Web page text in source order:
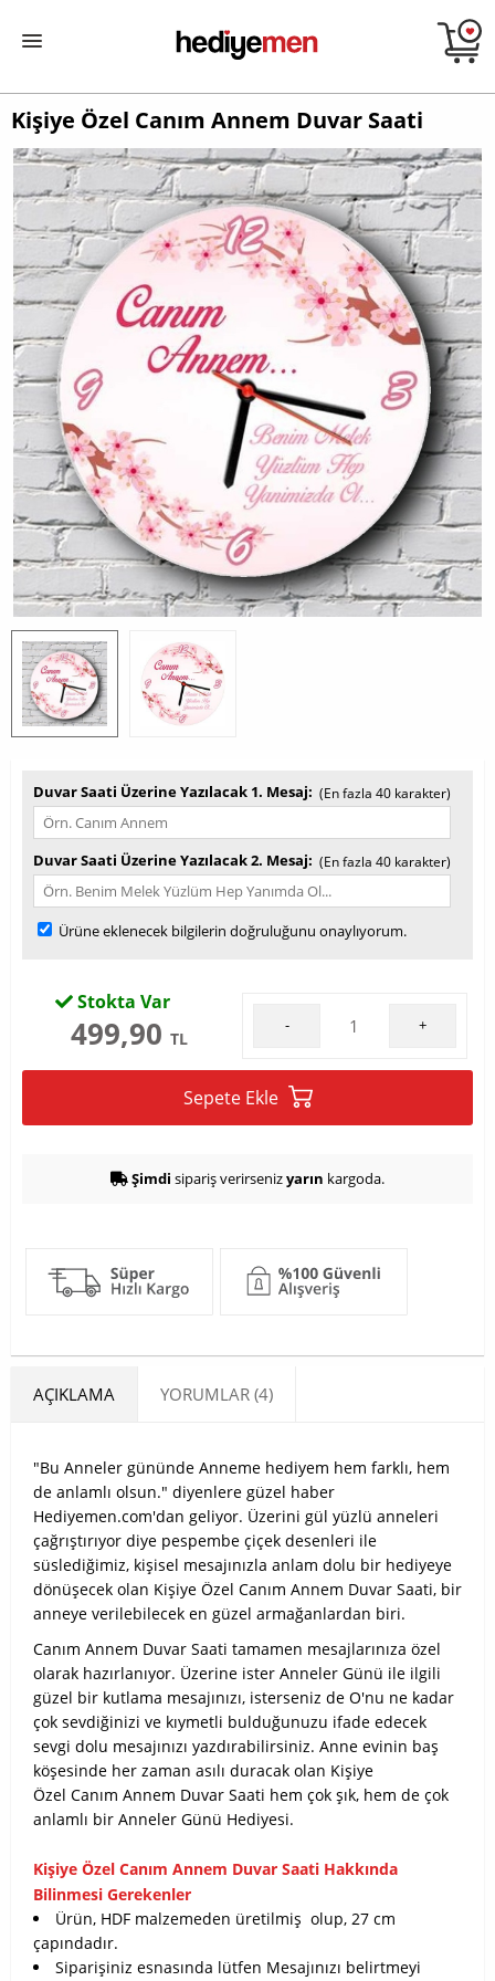
Kişiye Özel Canım Annem Duvar Saati
Duvar Saati Üzerine Yazılacak 1. Mesaj (En fazla 40 karakter)
Duvar Saati Üzerine Yazılacak 2. Mesaj (En fazla 40 karakter)
Ürüne eklenecek bilgilerin doğruluğunu onaylıyorum.
Stokta Var
499,90 TL
- +
Sepete Ekle
Şimdi sipariş verirsenizyarın kargoda.
AÇIKLAMA YORUMLAR (4)
"Bu Anneler gününde Anneme hediyem hem farklı, hem
de anlamlı olsun." diyenlere güzel haber
Hediyemen.com'dan geliyor. Üzerini gül yüzlü anneleri
çağrıştırıyor diye pespembe çiçek desenleri ile
süslediğimiz, kişisel mesajınızla anlam dolu bir hediyeye
dönüşecek olan Kişiye Özel Canım Annem Duvar Saati, bir
anneye verilebilecek en güzel armağanlardan biri.
Canım Annem Duvar Saati tamamen mesajlarınıza özel
olarak hazırlanıyor. Üzerine ister Anneler Günü ile ilgili
güzel bir kutlama mesajınızı, isterseniz de O'nu ne kadar
çok sevdiğinizi ve kıymetli bulduğunuzu ifade edecek
sevgi dolu mesajınızı yazdırabilirsiniz. Anne evinin baş
köşesinde her zaman asılı duracak olan Kişiye
Özel Canım Annem Duvar Saati hem çok şık, hem de çok
anlamlı bir Anneler Günü Hediyesi.
Kişiye Özel Canım Annem Duvar Saati Hakkında
Bilinmesi Gerekenler
Ürün, HDF malzemeden üretilmiş olup, 27 cm
çapındadır.
Siparişiniz esnasında lütfen Mesajınızı belirtmeyi